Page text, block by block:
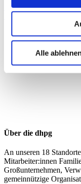
Alle
Steuerstrafrecht Tax
Über die dhpg
An unseren 18
Mitarbeiter:innen
Großunternehmen,
gemeinnützige